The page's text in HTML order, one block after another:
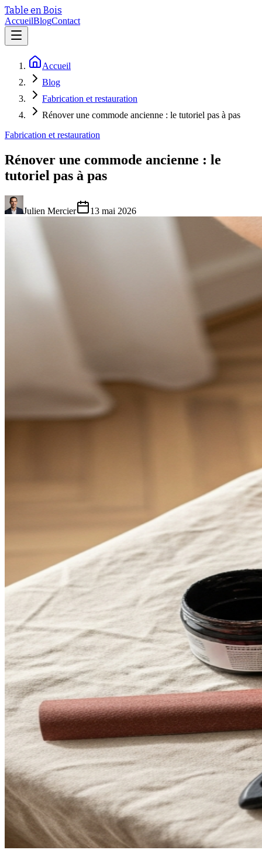
Table en Bois
AccueilBlogContact
Accueil
Blog
Fabrication et restauration
Rénover une commode ancienne : le tutoriel pas à pas
Fabrication et restauration
Rénover une commode ancienne : le
tutoriel pas à pas
Julien Mercier 13 mai 2026